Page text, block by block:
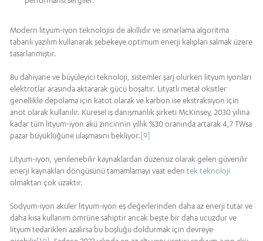
Modern lityum-iyon teknolojisi de akıllıdır ve ısmarlama algoritma
tabanlı yazılım kullanarak şebekeye optimum enerji kalıpları salmak üzere
tasarlanmıştır.
Bu dahiyane ve büyüleyici teknoloji, sistemler şarj olurken lityum iyonları
elektrotlar arasında aktararak gücü boşaltır. Lityatlı metal oksitler
genellikle depolama için katot olarak ve karbon ise ekstraksiyon için
anot olarak kullanılır. Küresel iş danışmanlık şirketi McKinsey, 2030 yılına
kadar tüm lityum-iyon akü zincirinin yıllık %30 oranında artarak 4,7 TWsa
pazar büyüklüğüne ulaşmasını bekliyor.[9]
Lityum-iyon, yenilenebilir kaynaklardan düzensiz olarak gelen güvenilir
enerji kaynakları döngüsünü tamamlamayı vaat eden tek teknoloji
olmaktan çok uzaktır.
Sodyum-iyon aküler lityum-iyon eş değerlerinden daha az enerji tutar ve
daha kısa kullanım ömrüne sahiptir ancak beşte bir daha ucuzdur ve
lityum tedarikleri azalırsa bu boşluğu doldurmak için devreye